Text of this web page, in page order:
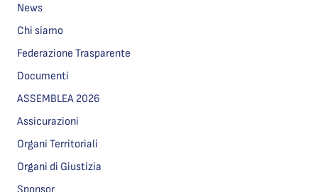
News
Chi siamo
Federazione Trasparente
Documenti
ASSEMBLEA 2026
Assicurazioni
Organi Territoriali
Organi di Giustizia